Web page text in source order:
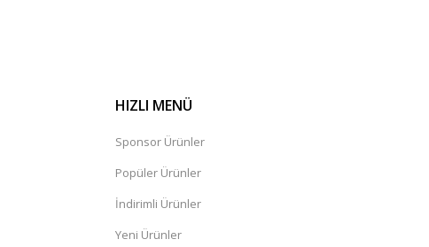
HIZLI MENÜ
Sponsor Ürünler
Popüler Ürünler
İndirimli Ürünler
Yeni Ürünler